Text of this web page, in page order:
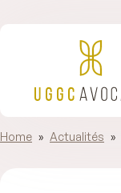
Home » Actualités »